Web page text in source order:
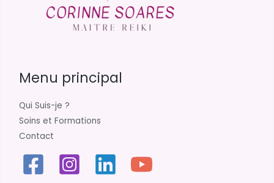
Menu principal
Qui Suis-je ?
Soins et Formations
Contact